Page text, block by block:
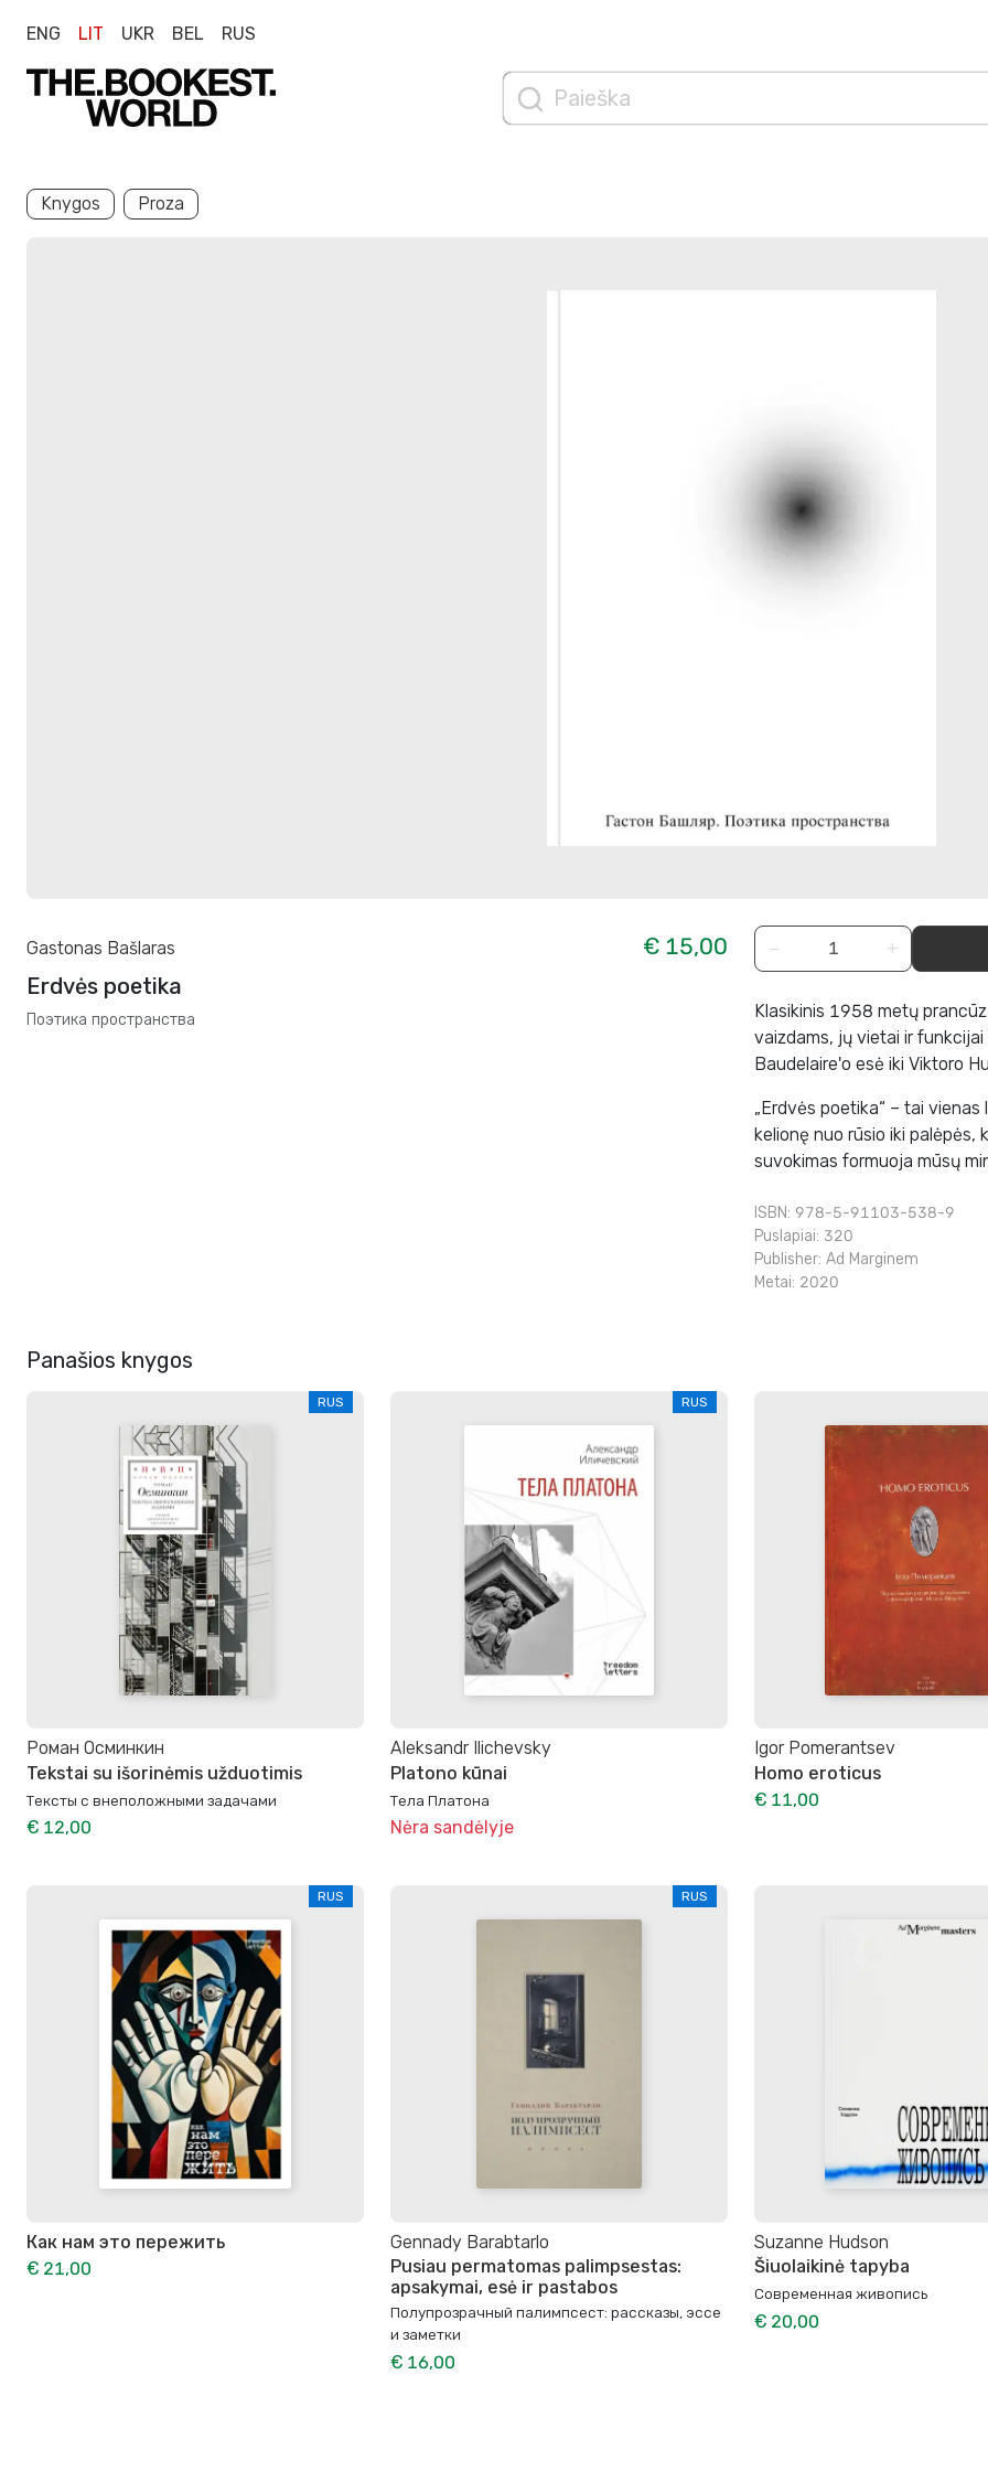
ENG LIT UKR BEL RUS
Knygos Proza
Gastonas Bašlaras
€ 15,00
Erdvės poetika
Поэтика пространства
− +
Klasikinis 1958 metų
vaizdams, jų vietai ir
Baudelaire'o esė iki Viktoro
„Erdvės poetika“ – tai
kelionę nuo rūsio iki
suvokimas formuoja mūsų
ISBN: 978-5-91103-538-9
Puslapiai: 320
Publisher: Ad Marginem
Metai: 2020
Panašios knygos
RUS
Роман Осминкин
Tekstai su išorinėmis užduotimis
Тексты с внеположными задачами
€ 12,00
RUS
Aleksandr Ilichevsky
Platono kūnai
Тела Платона
Nėra sandėlyje
Igor Pomerantsev
Homo eroticus
€ 11,00
RUS
Как нам это пережить
€ 21,00
RUS
Gennady Barabtarlo
Pusiau permatomas palimpsestas:
apsakymai, esė ir pastabos
Полупрозрачный палимпсест: рассказы, эссе
и заметки
€ 16,00
Suzanne Hudson
Šiuolaikinė tapyba
Современная живопись
€ 20,00